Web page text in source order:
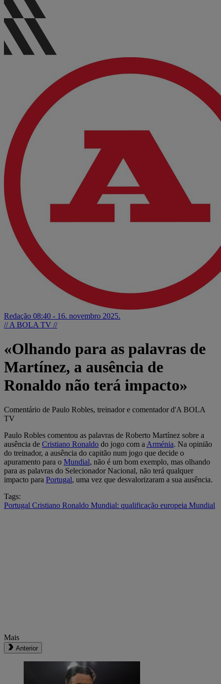
Redação 08:40 - 16. novembro 2025.
// A BOLA TV //
«Olhando para as palavras de
Martínez, a ausência de
Ronaldo não terá impacto»
Comentário de Paulo Robles, treinador e comentador d'A BOLA
TV
Paulo Robles comentou as palavras de Roberto Martínez sobre a
ausência de Cristiano Ronaldo do jogo com a Arménia. Na opinião
do treinador, a ausência do capitão num jogo que decide o
apuramento para o Mundial, não é um bom exemplo, mas olhando
para as palavras do Selecionador Nacional, não terá qualquer
impacto para Portugal, uma vez que desvalorizaram a sua ausência.
Tags:
Portugal Cristiano Ronaldo Mundial: qualificação europeia Mundial
Mais
Anterior